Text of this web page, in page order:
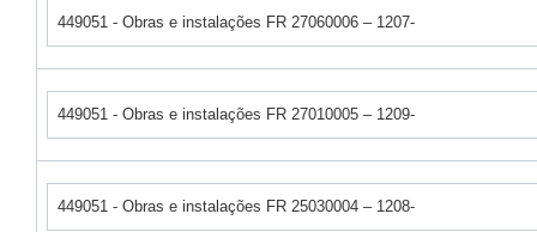
449051 - Obras e instalações FR 27060006 – 1207-
449051 - Obras e instalações FR 27010005 – 1209-
449051 - Obras e instalações FR 25030004 – 1208-